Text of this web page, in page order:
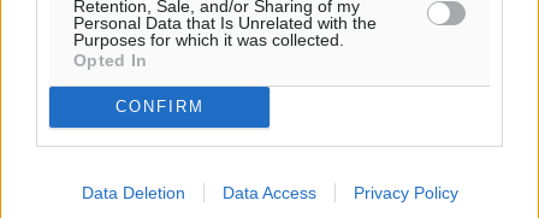
Retention, Sale, and/or Sharing of my
Personal Data that Is Unrelated with the
Purposes for which it was collected.
Opted In
CONFIRM
Data Deletion Data Access Privacy Policy
διεξάγεται από παρακαμπτήρια οδό με αρχή στη Χ.Θ.
9+700 της Εθνικής οδού Ρόδου – Λίνδου (200μ. περίπου
πριν τη συμβολή της με ...
24.11.15, 18:35